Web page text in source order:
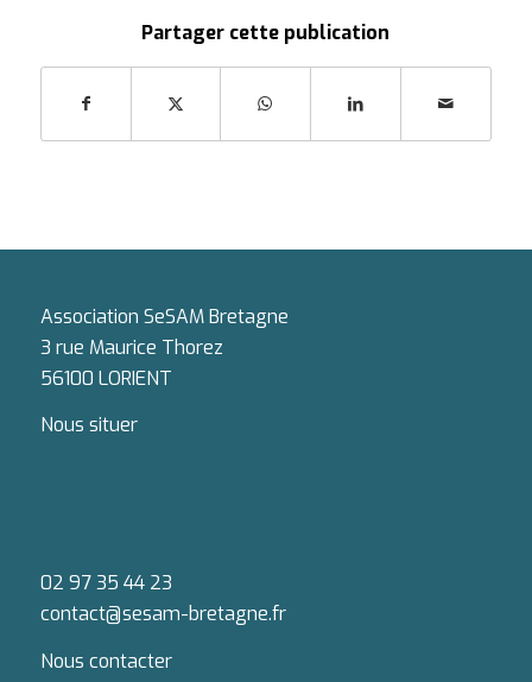
Partager cette publication
Association SeSAM Bretagne
3 rue Maurice Thorez
56100 LORIENT
Nous situer
02 97 35 44 23
contact@sesam-bretagne.fr
Nous contacter